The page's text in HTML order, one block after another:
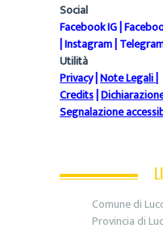
Social
Facebook IG|
|Instagram|
Utilità
Privacy|Note Legali|
Credits|
Segnalazione
Comune di
Provincia di